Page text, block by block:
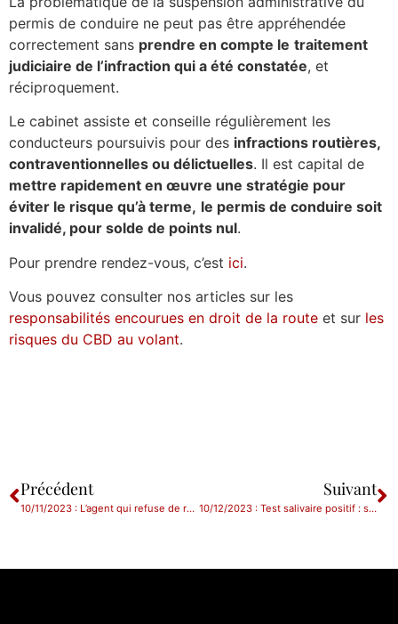
permis de conduire ne peut pas être appréhendée
correctement sans prendre en compte le traitement
judiciaire de l’infraction qui a été constatée, et
réciproquement.
Le cabinet assiste et conseille régulièrement les
conducteurs poursuivis pour des infractions routières,
contraventionnelles ou délictuelles. Il est capital de
mettre rapidement en œuvre une stratégie pour
éviter le risque qu’à terme, le permis de conduire soit
invalidé, pour solde de points nul.
Pour prendre rendez-vous, c’est ici.
Vous pouvez consulter nos articles sur les
responsabilités encourues en droit de la route et sur les
risques du CBD au volant.
Précédent
10/11/2023 : L’agent qui refuse de rejoindre sa nouvelle affectation est-il nécessairement en abandon de poste ?
Suivant
10/12/2023 : Test salivaire positif : seule la contre-expertise prévue par le code de la route permet de contester son résultat